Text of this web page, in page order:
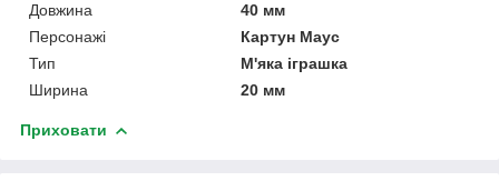
Довжина
40 мм
Персонажі
Картун Маус
Тип
М'яка іграшка
Ширина
20 мм
Приховати